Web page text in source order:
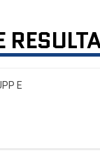
E